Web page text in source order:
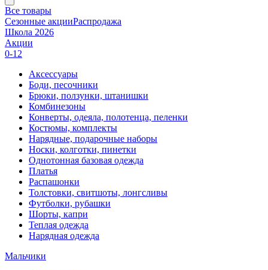
Все товары
Сезонные акцииРаспродажа
Школа 2026
Акции
0-12
Аксессуары
Боди, песочники
Брюки, ползунки, штанишки
Комбинезоны
Конверты, одеяла, полотенца, пеленки
Костюмы, комплекты
Нарядные, подарочные наборы
Носки, колготки, пинетки
Однотонная базовая одежда
Платья
Распашонки
Толстовки, свитшоты, лонгсливы
Футболки, рубашки
Шорты, капри
Теплая одежда
Нарядная одежда
Мальчики